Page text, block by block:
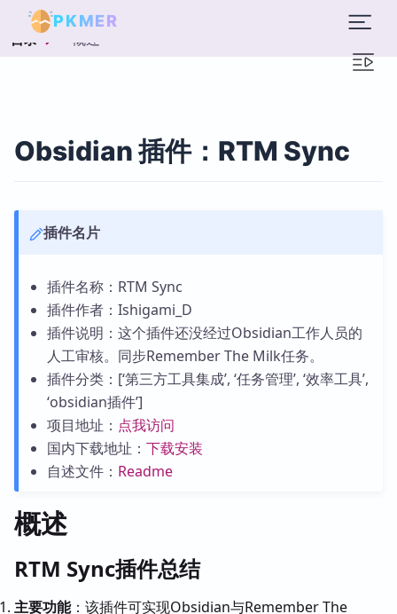
PKMER
目录 概述
Obsidian 插件：RTM Sync
插件名片
插件名称：RTM Sync
插件作者：Ishigami_D
插件说明：这个插件还没经过Obsidian工作人员的
人工审核。同步Remember The Milk任务。
插件分类：[‘第三方工具集成’, ‘任务管理’, ‘效率工具’,
‘obsidian插件’]
项目地址： 点我访问
国内下载地址： 下载安装
自述文件： Readme
概述
RTM Sync插件总结
主要功能：该插件可实现Obsidian与Remember The